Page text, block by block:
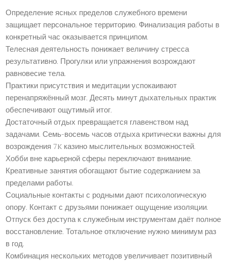
Определение ясных пределов служебного времени
защищает персональное территорию. Финализация работы в
конкретный час оказывается принципом.
Телесная деятельность понижает величину стресса
результативно. Прогулки или упражнения возрождают
равновесие тела.
Практики присутствия и медитации успокаивают
перенапряжённый мозг. Десять минут дыхательных практик
обеспечивают ощутимый итог.
Достаточный отдых превращается главенством над
задачами. Семь-восемь часов отдыха критически важны для
возрождения 7k казино мыслительных возможностей.
Хобби вне карьерной сферы переключают внимание.
Креативные занятия обогащают бытие содержанием за
пределами работы.
Социальные контакты с родными дают психологическую
опору. Контакт с друзьями понижает ощущение изоляции.
Отпуск без доступа к служебным инструментам даёт полное
восстановление. Тотальное отключение нужно минимум раз
в год.
Комбинация нескольких методов увеличивает позитивный